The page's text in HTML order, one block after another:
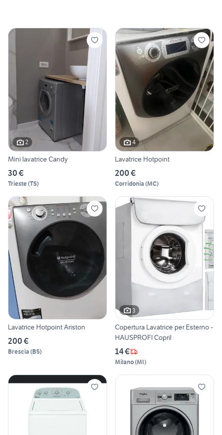
2
Mini lavatrice Candy
30 €
Trieste(TS)
4
Lavatrice Hotpoint
200 €
Corridonia (MC)
Lavatrice Hotpoint Ariston
200 €
Brescia (BS)
3
Copertura Lavatrice per Esterno -
HAUSPROFI Copril
14 €
Milano(MI)